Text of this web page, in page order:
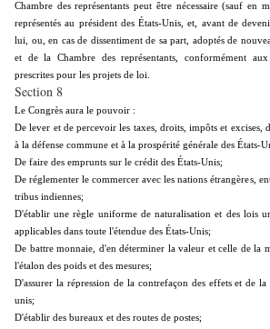
Chambre des représentants peut être nécessaire (sauf en
représentés au président des États-Unis, et, avant de
lui, ou, en cas de dissentiment de sa part, adoptés de
et de la Chambre des représentants, conformément
prescrites pour les projets de loi.
Section 8
Le Congrès aura le pouvoir :
De lever et de percevoir les taxes, droits, impôts et excises,
à la défense commune et à la prospérité générale des États-
De faire des emprunts sur le crédit des États-Unis;
De réglementer le commercer avec les nations étrangères,
tribus indiennes;
D'établir une règle uniforme de naturalisation et des lois
applicables dans toute l'étendue des États-Unis;
De battre monnaie, d'en déterminer la valeur et celle de la
l'étalon des poids et des mesures;
D'assurer la répression de la contrefaçon des effets et de
unis;
D'établir des bureaux et des routes de postes;